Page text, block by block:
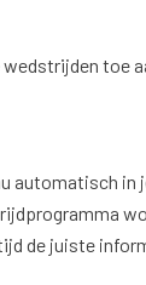
toe
automatisch in
de juiste